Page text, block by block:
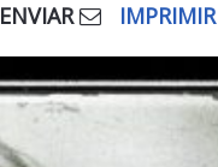
ENVIAR IMPRIMIR